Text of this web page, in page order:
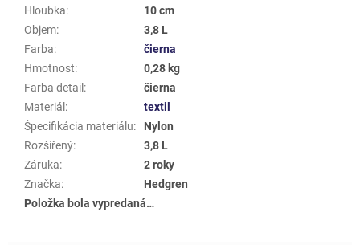
Hloubka:
10 cm
Objem:
3,8 L
Farba:
čierna
Hmotnost:
0,28 kg
Farba detail :
čierna
Materiál :
textil
Špecifikácia materiálu:
Nylon
Rozšířený:
3,8 L
Záruka:
2 roky
Značka:
Hedgren
Položka bola vypredaná…